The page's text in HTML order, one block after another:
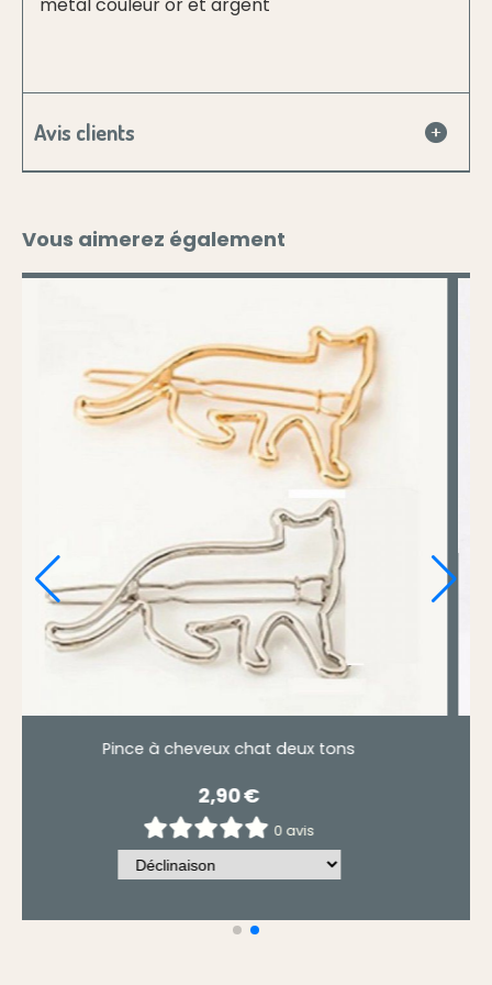
metal couleur or et argent
Avis clients
Vous aimerez également
Pince à cheveux chat deux tons